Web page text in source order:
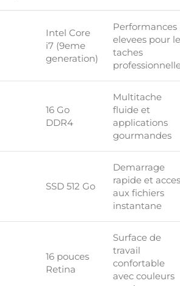
Intel Core
i7 (9eme
generation)
Performances
elevees pour
taches
16 Go
DDR4
Multitache
fluide et
applications
gourmandes
SSD 512 Go
Demarrage
rapide et acces
aux fichiers
instantane
16 pouces
Retina
Surface de
travail
confortable
avec couleurs